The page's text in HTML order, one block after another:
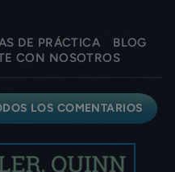
DE PRÁCTICA
BLOG
CON NOSOTROS
LOS COMENTARIOS